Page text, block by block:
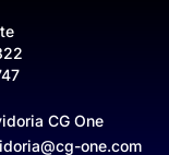
CG One
one.com